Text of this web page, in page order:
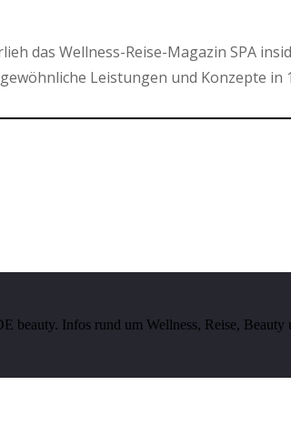
das Wellness-Reise-Magazin SPA
Leistungen und Konzepte in
beauty. Infos rund um Wellness, Reise, Beauty